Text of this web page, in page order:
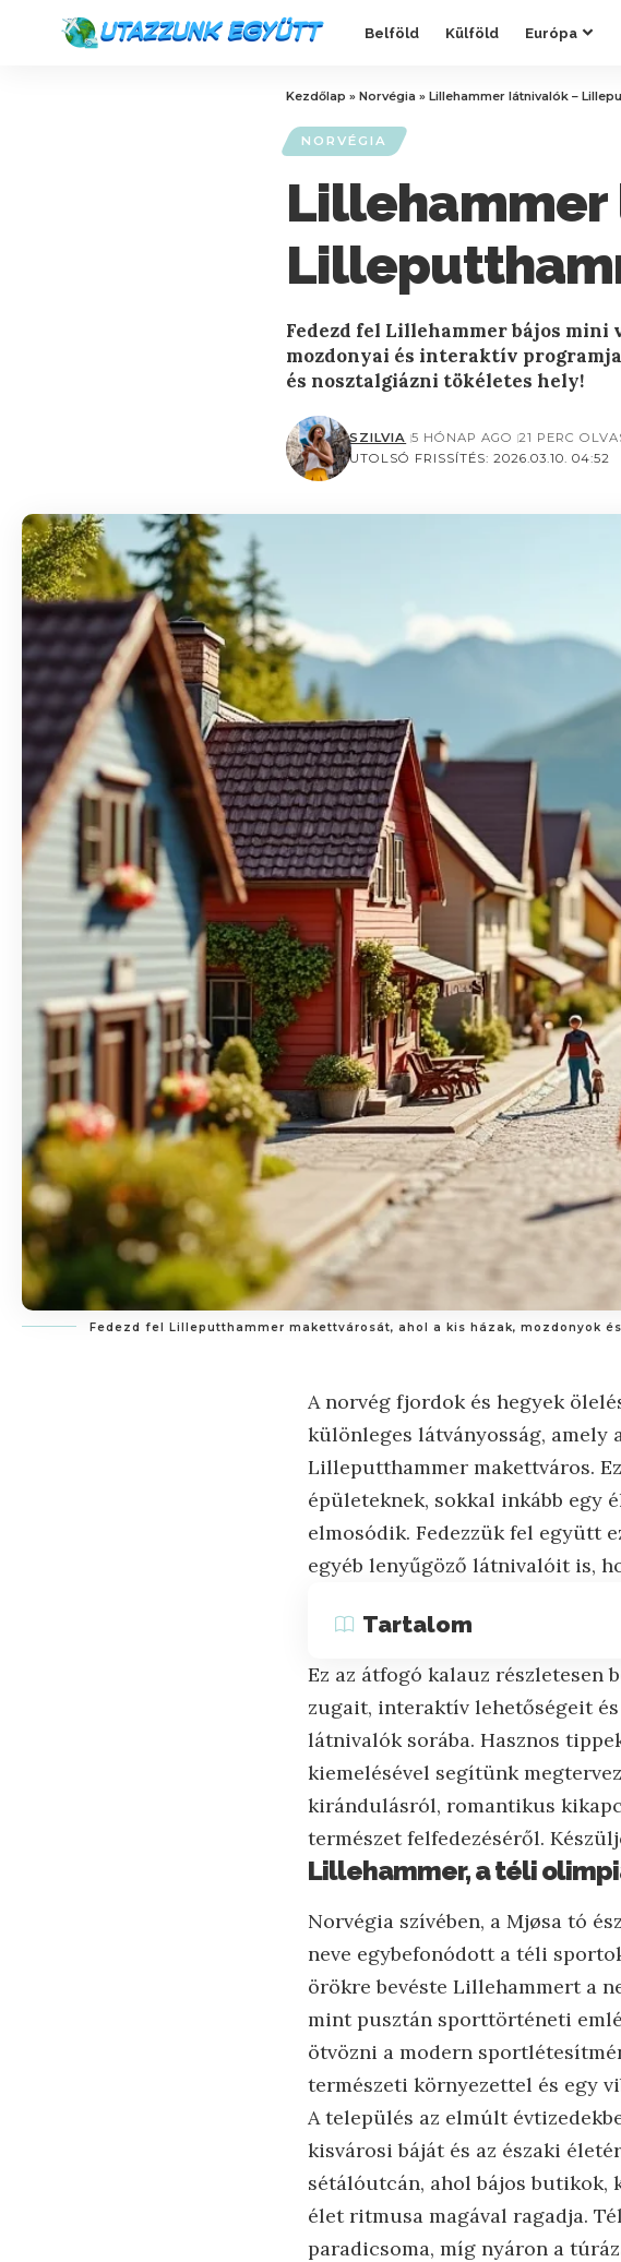
Belföld Külföld Európa
Kezdőlap » Norvégia » Lillehammer látnivalók –
NORVÉGIA
Fedezd fel Lillehammer bájos
mozdonyai és interaktív
és nosztalgiázni tökéletes hely!
UTOLSÓ FRISSÍTÉS: 2026.03.10. 04:52
SZILVIA 5 HÓNAP AGO 21 PERC
Fedezd fel Lilleputthammer makettvárosát, ahol a kis házak, mozdonyok
A norvég fjordok és hegyek
különleges látványosság, amely
Lilleputthammer makettváros.
épületeknek, sokkal inkább egy
elmosódik. Fedezzük fel együtt
egyéb lenyűgöző látnivalóit is,
Tartalom
Ez az átfogó kalauz
zugait, interaktív lehetőségeit
látnivalók sorába. Hasznos
kiemelésével segítünk
kirándulásról, romantikus
természet felfedezéséről.
Lillehammer, a téli
Norvégia szívében, a Mjøsa tó
neve egybefonódott a téli
örökre bevéste Lillehammert a
mint pusztán sporttörténeti
ötvözni a modern
természeti környezettel és egy
A település az elmúlt
kisvárosi báját és az északi
sétálóutcán, ahol bájos butikok,
élet ritmusa magával ragadja.
paradicsoma, míg nyáron a